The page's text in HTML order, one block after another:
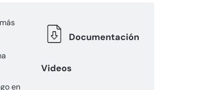
en
Documentación
Videos